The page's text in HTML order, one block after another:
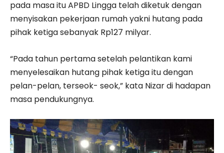
pada masa itu APBD Lingga telah diketuk dengan
menyisakan pekerjaan rumah yakni hutang pada
pihak ketiga sebanyak Rp127 milyar.
“Pada tahun pertama setelah pelantikan kami
menyelesaikan hutang pihak ketiga itu dengan
pelan-pelan, terseok- seok,” kata Nizar di hadapan
masa pendukungnya.